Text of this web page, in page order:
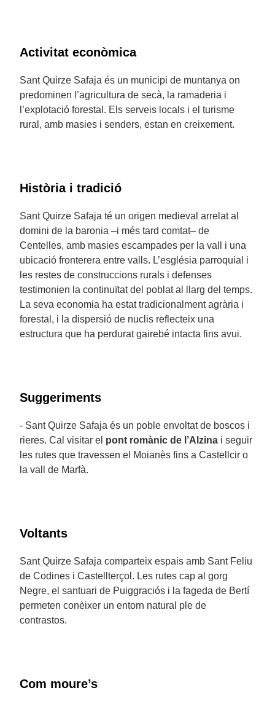
Activitat econòmica
Sant Quirze Safaja és un municipi de muntanya on
predominen l’agricultura de secà, la ramaderia i
l’explotació forestal. Els serveis locals i el turisme
rural, amb masies i senders, estan en creixement.
Història i tradició
Sant Quirze Safaja té un origen medieval arrelat al
domini de la baronia –i més tard comtat– de
Centelles, amb masies escampades per la vall i una
ubicació fronterera entre valls. L’església parroquial i
les restes de construccions rurals i defenses
testimonien la continuïtat del poblat al llarg del temps.
La seva economia ha estat tradicionalment agrària i
forestal, i la dispersió de nuclis reflecteix una
estructura que ha perdurat gairebé intacta fins avui.
Suggeriments
- Sant Quirze Safaja és un poble envoltat de boscos i
rieres. Cal visitar el pont romànic de l’Alzina i seguir
les rutes que travessen el Moianès fins a Castellcir o
la vall de Marfà.
Voltants
Sant Quirze Safaja comparteix espais amb Sant Feliu
de Codines i Castellterçol. Les rutes cap al gorg
Negre, el santuari de Puiggraciós i la fageda de Bertí
permeten conèixer un entorn natural ple de
contrastos.
Com moure’s